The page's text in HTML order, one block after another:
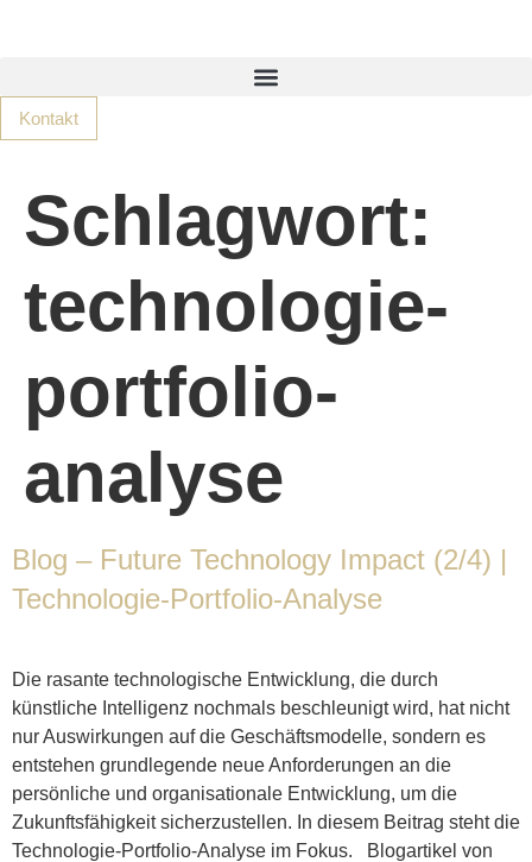
Kontakt
Schlagwort:
technologie-
portfolio-
analyse
Blog – Future Technology Impact (2/4) |
Technologie-Portfolio-Analyse
Die rasante technologische Entwicklung, die durch
künstliche Intelligenz nochmals beschleunigt wird, hat nicht
nur Auswirkungen auf die Geschäftsmodelle, sondern es
entstehen grundlegende neue Anforderungen an die
persönliche und organisationale Entwicklung, um die
Zukunftsfähigkeit sicherzustellen. In diesem Beitrag steht die
Technologie-Portfolio-Analyse im Fokus. Blogartikel von